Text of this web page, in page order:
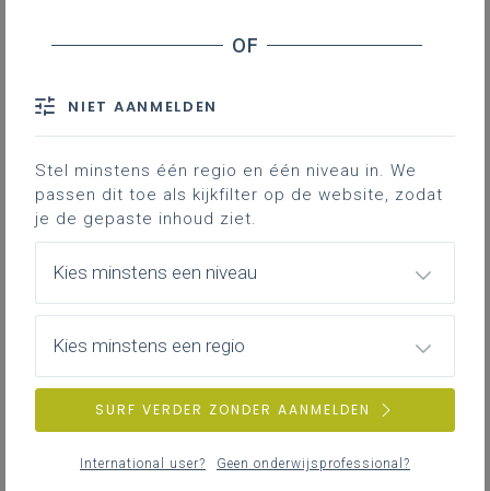
Downloads
We beogen een optimale samenwerking
tussen de vier partners op vlak van
leerlingenbegeleiding. Hieronder doen we een
aantal suggesties die de verbindende
samenwerking kunnen versterken op het
Verbindend samenwerken
op schoolniveau
de schoolspecifieke samenwerking.
NIET AANMELDEN
Stel minstens één regio en één niveau in. We
passen dit toe als kijkfilter op de website, zodat
je de gepaste inhoud ziet.
Kies minstens een niveau
Kies minstens een regio
SURF VERDER ZONDER AANMELDEN
International user? Geen onderwijsprofessional?